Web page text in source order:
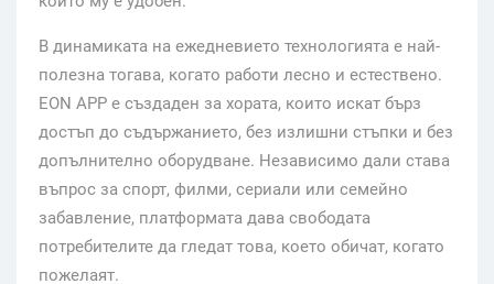
В динамиката на ежедневието технологията е най-
полезна тогава, когато работи лесно и естествено.
EON APP е създаден за хората, които искат бърз
достъп до съдържанието, без излишни стъпки и без
допълнително оборудване. Независимо дали става
въпрос за спорт, филми, сериали или семейно
забавление, платформата дава свободата
потребителите да гледат това, което обичат, когато
пожелаят.